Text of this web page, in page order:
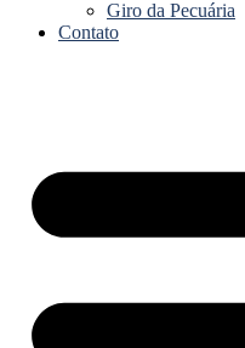
Giro da Pecuária
Contato